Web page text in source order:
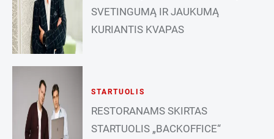
SVETINGUMĄ IR JAUKUMĄ
KURIANTIS KVAPAS
STARTUOLIS
RESTORANAMS SKIRTAS
STARTUOLIS „BACKOFFICE“